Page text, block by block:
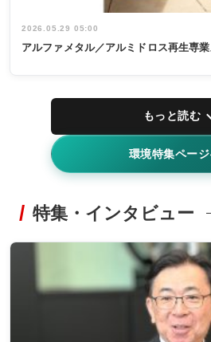
2026.05.29 05:00
アルファメタル／アルミドロス再生専
もっと読む
環境特集ペー
特集・インタビュー